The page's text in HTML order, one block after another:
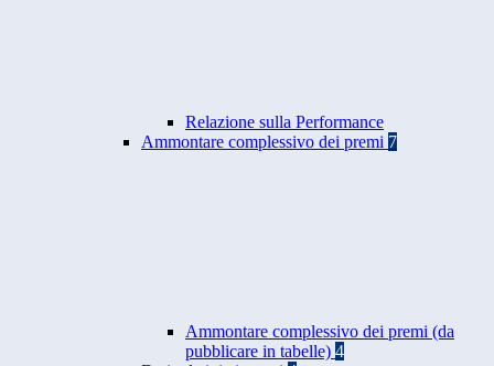
Relazione sulla Performance
Ammontare complessivo dei premi 7
Ammontare complessivo dei premi (da
pubblicare in tabelle) 4